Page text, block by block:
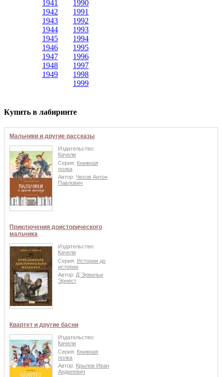
1941
1942
1943
1944
1945
1946
1947
1948
1949
1990
1991
1992
1993
1994
1995
1996
1997
1998
1999
Купить в лабиринте
Мальчики и другие рассказы
Издательство:
Качели
Серия: Книжная
полка
Автор: Чехов Антон
Павлович
Приключения доисторического
мальчика
Издательство:
Качели
Серия: Истории до
истории
Автор: Д`Эрвильи
Эрнест
Квартет и другие басни
Издательство:
Качели
Серия: Книжная
полка
Автор: Крылов Иван
Андреевич